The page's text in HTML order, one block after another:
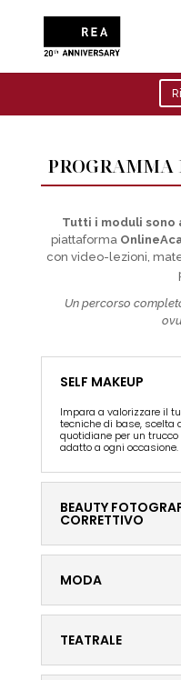
Tutti i moduli sono
piattaforma
con video-lezioni,
Un percorso
SELF MAKEUP
Impara a valorizzare il
tecniche di base, scelta
quotidiane per un
adatto a ogni occasione.
BEAUTY
CORRETTIVO
MODA
TEATRALE